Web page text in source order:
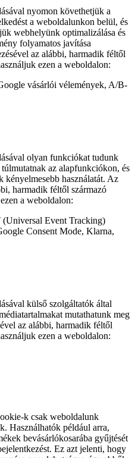
nyomon követhetjük a
a weboldalunkon belül, és
webhelyünk optimalizálása és
folyamatos javítása
az alábbi, harmadik féltől
ezen a weboldalon:
vásárlói vélemények, A/B-
olyan funkciókat tudunk
az alapfunkciókon, és
kényelmesebb használatát. Az
harmadik féltől származó
a weboldalon:
Event Tracking)
Consent Mode, Klarna,
külső szolgáltatók által
mutathatunk meg
az alábbi, harmadik féltől
ezen a weboldalon:
k csak weboldalunk
Használhatók például arra,
bevásárlókosarába gyűjtését
Ez azt jelenti, hogy